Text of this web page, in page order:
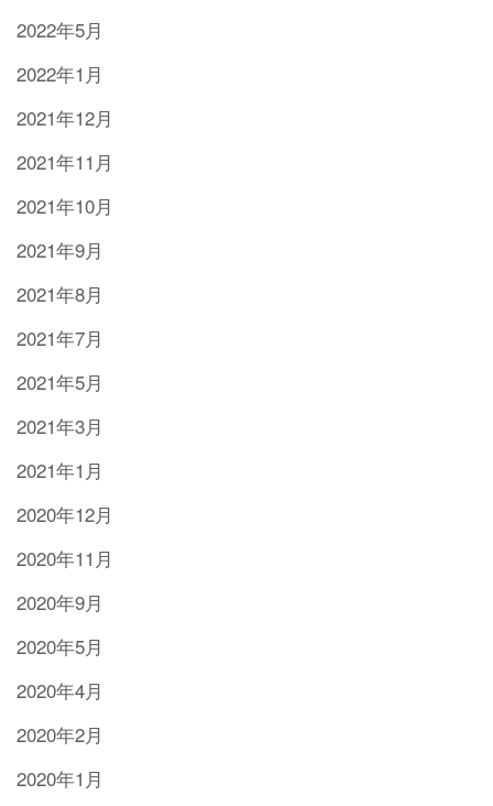
2022年5月
2022年1月
2021年12月
2021年11月
2021年10月
2021年9月
2021年8月
2021年7月
2021年5月
2021年3月
2021年1月
2020年12月
2020年11月
2020年9月
2020年5月
2020年4月
2020年2月
2020年1月